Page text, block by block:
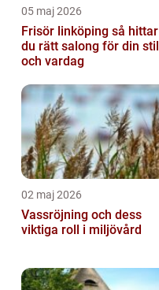
05 maj 2026
Frisör linköping så hittar
du rätt salong för din stil
och vardag
02 maj 2026
Vassröjning och dess
viktiga roll i miljövård